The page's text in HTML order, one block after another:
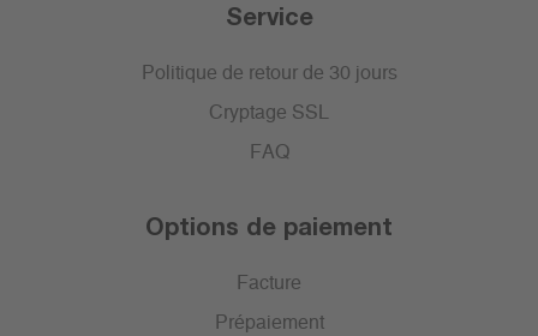
Service
Politique de retour de 30 jours
Cryptage SSL
FAQ
Options de paiement
Facture
Prépaiement